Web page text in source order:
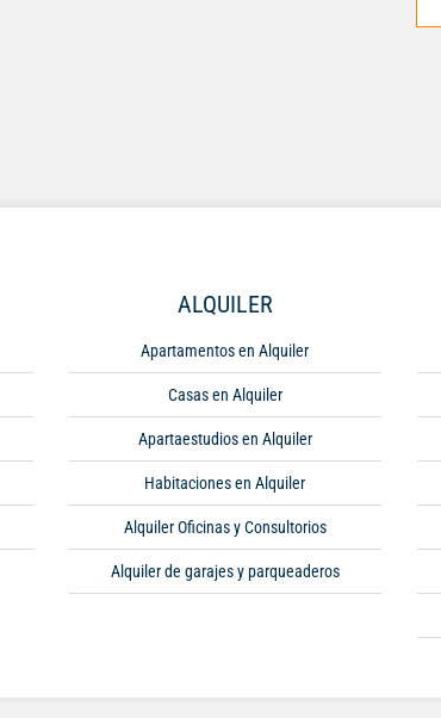
ALQUILER
Apartamentos en Alquiler
Casas en Alquiler
Apartaestudios en Alquiler
Habitaciones en Alquiler
Alquiler Oficinas y Consultorios
Alquiler de garajes y parqueaderos